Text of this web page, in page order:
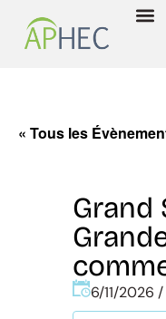
« Tous les
Grand
6/11/2026 /